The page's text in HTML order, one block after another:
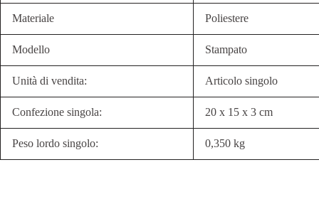
Materiale Poliestere
Modello Stampato
Unità di vendita: Articolo singolo
Confezione singola: 20 x 15 x 3 cm
Peso lordo singolo: 0,350 kg